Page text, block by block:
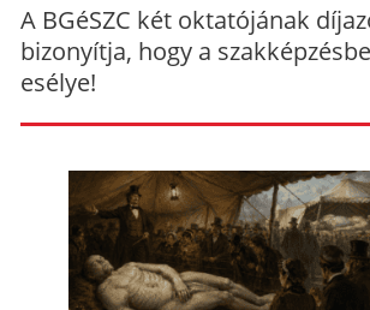
A BGéSZC két oktatójának
bizonyítja, hogy a
esélye!